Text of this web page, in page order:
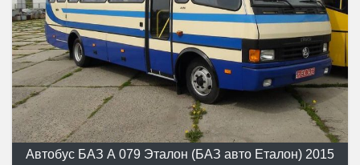
Автобус БАЗ А 079 Эталон (БАЗ авто Еталон) 2015